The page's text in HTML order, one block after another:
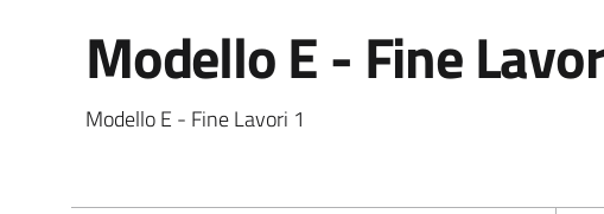
Modello E - Fine Lavori 1
Modello E - Fine
Modello E - Fine Lavori 1